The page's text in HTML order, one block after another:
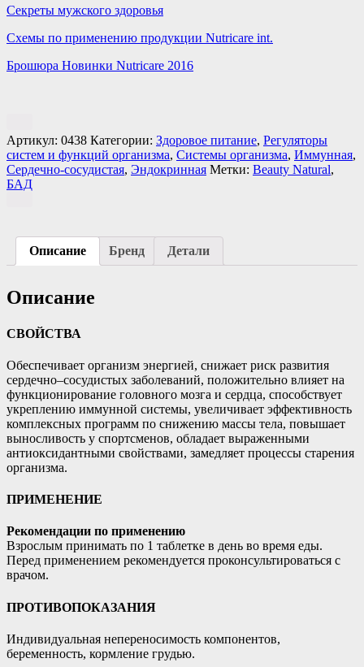
Секреты мужского здоровья
Схемы по применению продукции Nutricare int.
Брошюра Новинки Nutricare 2016
Артикул: 0438 Категории: Здоровое питание, Регуляторы
систем и функций организма, Системы организма, Иммунная,
Сердечно-сосудистая, Эндокринная Метки: Beauty Natural,
БАД
Описание Бренд Детали
Описание
СВОЙСТВА
Обеспечивает организм энергией, снижает риск развития
сердечно–сосудистых заболеваний, положительно влияет на
функционирование головного мозга и сердца, способствует
укреплению иммунной системы, увеличивает эффективность
комплексных программ по снижению массы тела, повышает
выносливость у спортсменов, обладает выраженными
антиоксидантными свойствами, замедляет процессы старения
организма.
ПРИМЕНЕНИЕ
Рекомендации по применению
Взрослым принимать по 1 таблетке в день во время еды.
Перед применением рекомендуется проконсультироваться с
врачом.
ПРОТИВОПОКАЗАНИЯ
Индивидуальная непереносимость компонентов,
беременность, кормление грудью.